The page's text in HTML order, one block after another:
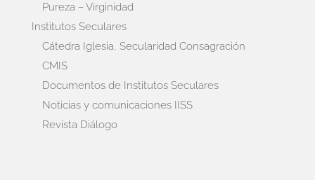
Pureza – Virginidad
Institutos Seculares
Cátedra Iglesia, Secularidad Consagración
CMIS
Documentos de Institutos Seculares
Noticias y comunicaciones IISS
Revista Diálogo